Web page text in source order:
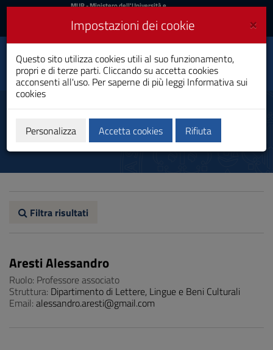
Vai
al
navigazione
sito
Footer
MIUR
Accedi
MUR- Ministero dell'Università e
Accedi UniCA News
Toggle
navigation
Università degli
Studi di Cagliari
Docenti e ricercatori
Filtra risultati
Aresti Alessandro
Ruolo: Professore associato
Struttura: Dipartimento di Lettere, Lingue e Beni Culturali
Email: alessandro.aresti@gmail.com
×
Impostazioni dei cookie
Questo sito utilizza cookies utili al suo funzionamento,
propri e di terze parti. Cliccando su accetta cookies
acconsenti all'uso. Per saperne di più leggi Informativa sui
cookies
Personalizza Accetta cookies Rifiuta